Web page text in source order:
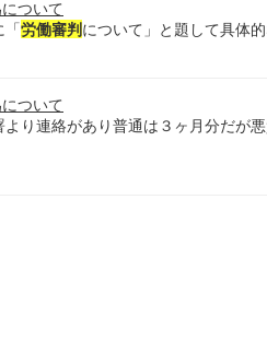
ついて
「労働審判について」と題して具体
ついて
より連絡があり普通は３ヶ月分だが